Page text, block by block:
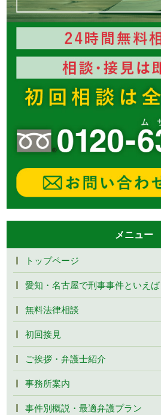
メニュー
トップページ
愛知・名古屋で刑事事件といえば
無料法律相談
初回接見
ご挨拶・弁護士紹介
事務所案内
事件別概説・最適弁護プラン